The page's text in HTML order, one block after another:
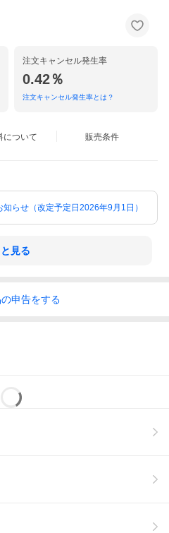
注文キャンセル発生率
0.42％
注文キャンセル発生率とは？
について 販売条件
知らせ（改定予定日2026年9月1日）
見る
申告をする